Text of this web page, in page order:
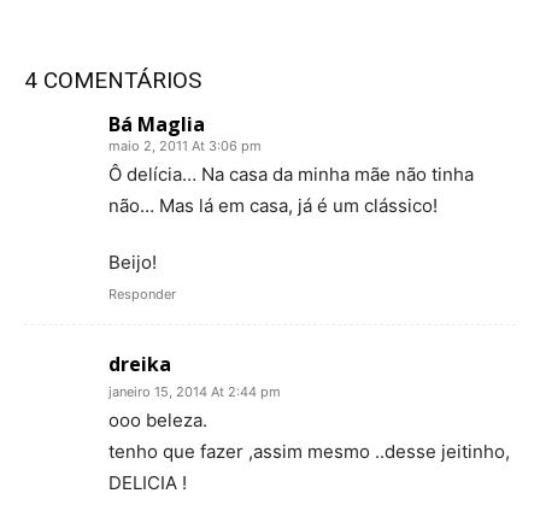
4 COMENTÁRIOS
Bá Maglia
maio 2, 2011 At 3:06 pm
Ô delícia… Na casa da minha mãe não tinha
não… Mas lá em casa, já é um clássico!
Beijo!
Responder
dreika
janeiro 15, 2014 At 2:44 pm
ooo beleza.
tenho que fazer ,assim mesmo ..desse jeitinho,
DELICIA !